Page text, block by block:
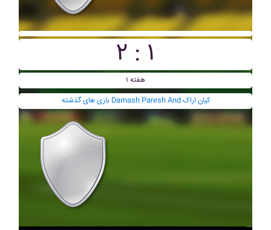
۲ : ۱
هفته ۱
بازی های گذشته Damash Paresh And کيان اراک